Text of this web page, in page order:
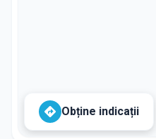
Obține indicații